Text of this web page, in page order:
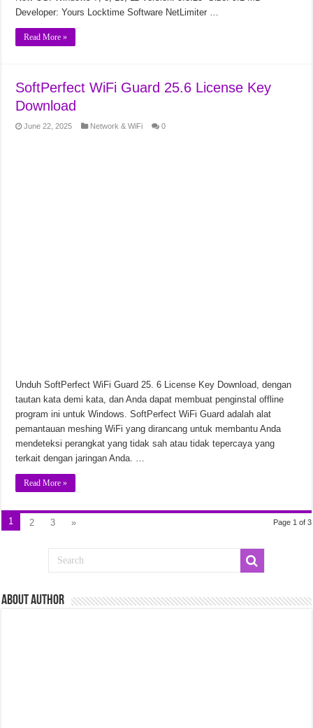
Developer: Yours Locktime Software NetLimiter …
Read More »
SoftPerfect WiFi Guard 25.6 License Key
Download
June 22, 2025 Network & WiFi 0
Unduh SoftPerfect WiFi Guard 25. 6 License Key Download, dengan
tautan kata demi kata, dan Anda dapat membuat penginstal offline
program ini untuk Windows. SoftPerfect WiFi Guard adalah alat
pemantauan meshing WiFi yang dirancang untuk membantu Anda
mendeteksi perangkat yang tidak sah atau tidak tepercaya yang
terkait dengan jaringan Anda. …
Read More »
Page 1 of 3
1 2 3 »
ABout Author